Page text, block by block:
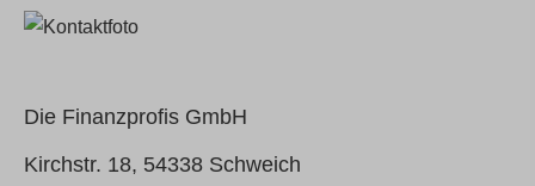
Die Finanzprofis GmbH
Kirchstr. 18, 54338 Schweich